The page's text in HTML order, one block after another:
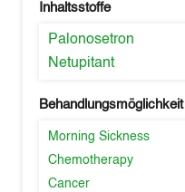
Inhaltsstoffe
Palonosetron
Netupitant
Behandlungsmöglichkeit
Morning Sickness
Chemotherapy
Cancer